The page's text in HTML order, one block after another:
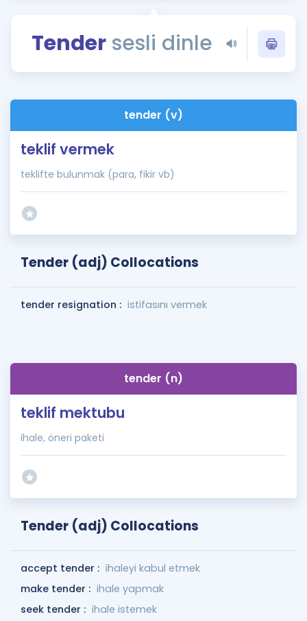
Rehberlik Aracı
ÖSYM Sınav Takvimi
Kampanyalar
Blog
İngilizce Gramer
Tender sesli dinle
tender (v)
teklif vermek
teklifte bulunmak (para, fikir vb)
Tender (adj) Collocations
tender resignation : istifasını vermek
tender (n)
teklif mektubu
ihale, öneri paketi
Tender (adj) Collocations
accept tender : ihaleyi kabul etmek
make tender : ihale yapmak
seek tender : ihale istemek